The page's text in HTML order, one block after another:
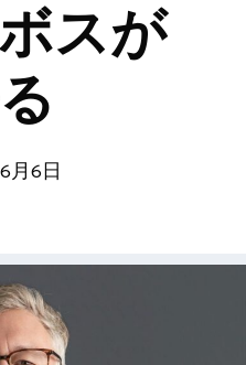
スが
月6日